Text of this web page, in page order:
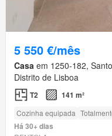
5 550 €/mês
Casa em 1250-182,
Distrito de Lisboa
T2 141 m²
Cozinha equipada
Há 30+ dias